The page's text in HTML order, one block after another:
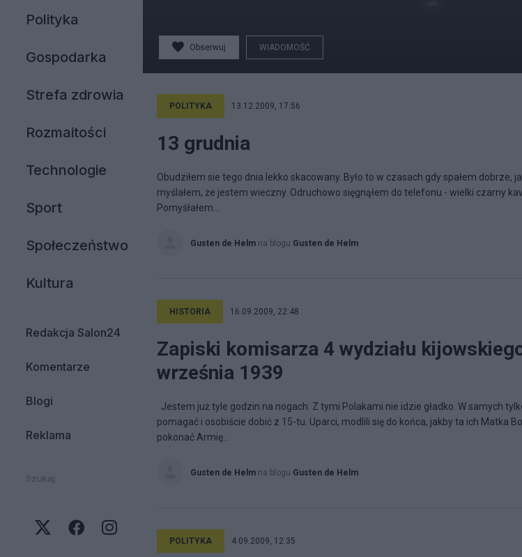
Polityka
Gospodarka
Strefa zdrowia
Rozmaitości
Technologie
Sport
Społeczeństwo
Kultura
Redakcja Salon24
Komentarze
Blogi
Reklama
Szukaj:
Obserwuj WIADOMOŚĆ
POLITYKA 13.12.2009, 17:56
13 grudnia
Obudziłem sie tego dnia lekko skacowany. Było to w czasach gdy spałem dobrze,
myślałem, że jestem wieczny. Odruchowo sięgnąłem do telefonu - wielki czarny
Pomyśłałem...
Gusten de Helm na blogu Gusten de Helm
HISTORIA 16.09.2009, 22:48
Zapiski komisarza 4 wydziału
września 1939
Jestem już tyle godzin na nogach. Z tymi Polakami nie idzie gładko. W samych
pomagać i osobiście dobić z 15-tu. Uparci, modlili się do końca, jakby ta ich Matka
pokonać Armię...
Gusten de Helm na blogu Gusten de Helm
POLITYKA 4.09.2009, 12:35